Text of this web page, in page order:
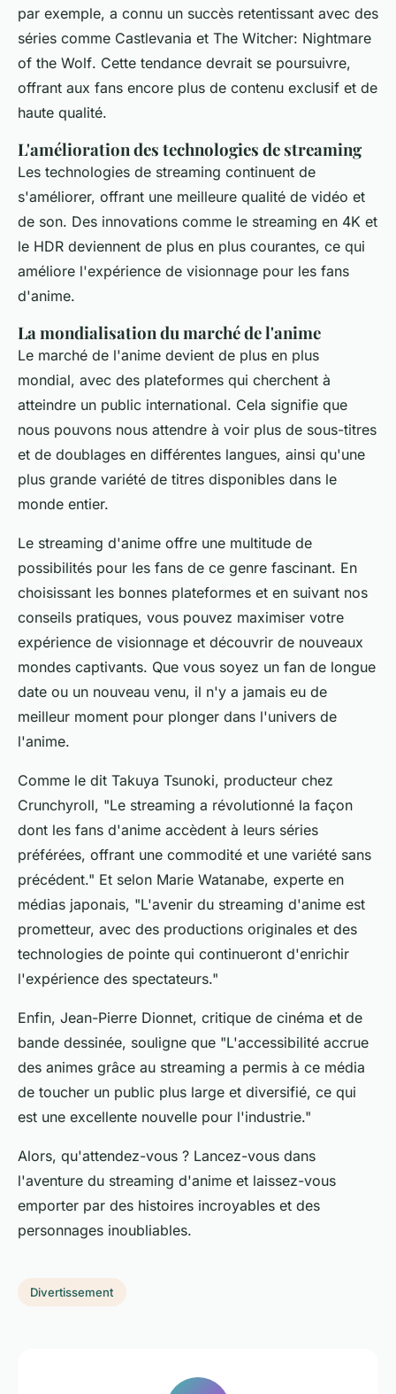
par exemple, a connu un succès retentissant avec des
séries comme Castlevania et The Witcher: Nightmare
of the Wolf. Cette tendance devrait se poursuivre,
offrant aux fans encore plus de contenu exclusif et de
haute qualité.
L'amélioration des technologies de streaming
Les technologies de streaming continuent de
s'améliorer, offrant une meilleure qualité de vidéo et
de son. Des innovations comme le streaming en 4K et
le HDR deviennent de plus en plus courantes, ce qui
améliore l'expérience de visionnage pour les fans
d'anime.
La mondialisation du marché de l'anime
Le marché de l'anime devient de plus en plus
mondial, avec des plateformes qui cherchent à
atteindre un public international. Cela signifie que
nous pouvons nous attendre à voir plus de sous-titres
et de doublages en différentes langues, ainsi qu'une
plus grande variété de titres disponibles dans le
monde entier.
Le streaming d'anime offre une multitude de
possibilités pour les fans de ce genre fascinant. En
choisissant les bonnes plateformes et en suivant nos
conseils pratiques, vous pouvez maximiser votre
expérience de visionnage et découvrir de nouveaux
mondes captivants. Que vous soyez un fan de longue
date ou un nouveau venu, il n'y a jamais eu de
meilleur moment pour plonger dans l'univers de
l'anime.
Comme le dit Takuya Tsunoki, producteur chez
Crunchyroll, "Le streaming a révolutionné la façon
dont les fans d'anime accèdent à leurs séries
préférées, offrant une commodité et une variété sans
précédent." Et selon Marie Watanabe, experte en
médias japonais, "L'avenir du streaming d'anime est
prometteur, avec des productions originales et des
technologies de pointe qui continueront d'enrichir
l'expérience des spectateurs."
Enfin, Jean-Pierre Dionnet, critique de cinéma et de
bande dessinée, souligne que "L'accessibilité accrue
des animes grâce au streaming a permis à ce média
de toucher un public plus large et diversifié, ce qui
est une excellente nouvelle pour l'industrie."
Alors, qu'attendez-vous ? Lancez-vous dans
l'aventure du streaming d'anime et laissez-vous
emporter par des histoires incroyables et des
personnages inoubliables.
Divertissement